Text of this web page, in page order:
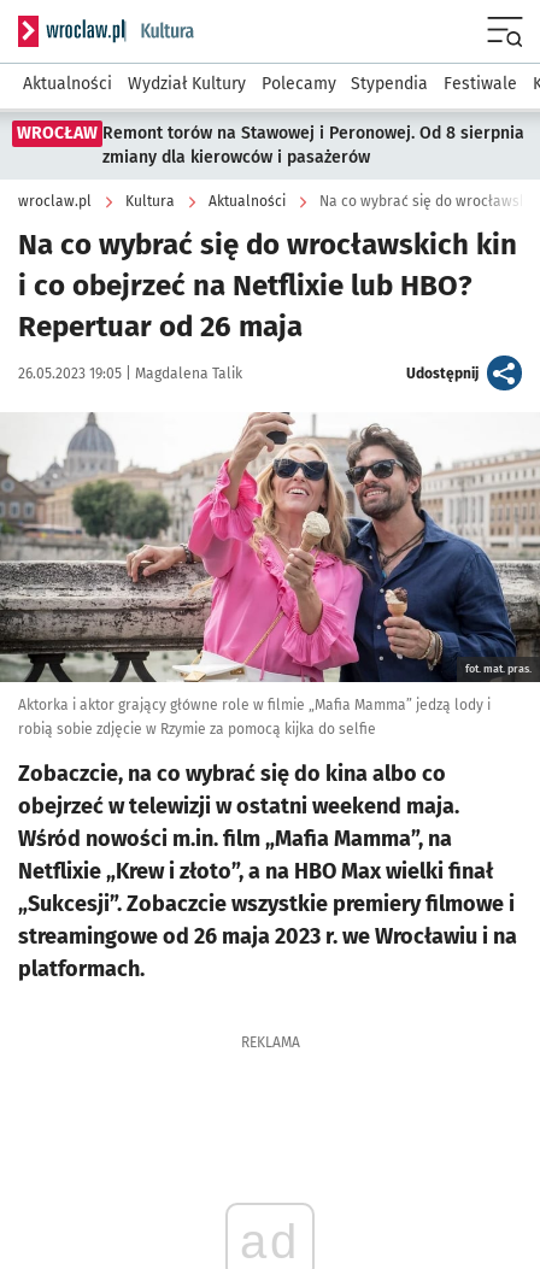
Serwis informacyjny wroclaw.pl podserwis: Kultura
Aktualności Wydział Kultury Polecamy Stypendia Festiwale
WROCŁAW Remont torów na Stawowej i Peronowej. Od 8 sierpnia
zmiany dla kierowców i pasażerów
wroclaw.pl Kultura Aktualności
Na co wybrać się do wrocławskich kin
i co obejrzeć na Netflixie lub HBO?
Repertuar od 26 maja
Data publikacji:
26.05.2023 19:05 | Autor:
Magdalena Talik Udostępnijartykuł
Kliknij, aby powiększyć
fot. mat. pras.
Aktorka i aktor grający główne role w filmie „Mafia Mamma” jedzą lody i
robią sobie zdjęcie w Rzymie za pomocą kijka do selfie
Zobaczcie, na co wybrać się do kina albo co
obejrzeć w telewizji w ostatni weekend maja.
Wśród nowości m.in. film „Mafia Mamma”, na
Netflixie „Krew i złoto”, a na HBO Max wielki finał
„Sukcesji”. Zobaczcie wszystkie premiery filmowe i
streamingowe od 26 maja 2023 r. we Wrocławiu i na
platformach.
REKLAMA
ad